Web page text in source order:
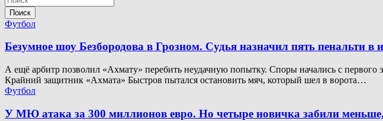
Поиск
Футбол
Безумное шоу Безбородова в Грозном. Судья назначил пять пенальти
А ещё арбитр позволил «Ахмату» перебить неудачную попытку. Споры начались с первого
Крайний защитник «Ахмата» Быстров пытался остановить мяч, который шел в ворота…
Футбол
У МЮ атака за 300 миллионов евро. Но четыре новичка забили